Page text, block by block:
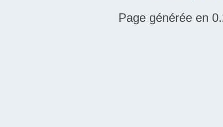
Page générée en